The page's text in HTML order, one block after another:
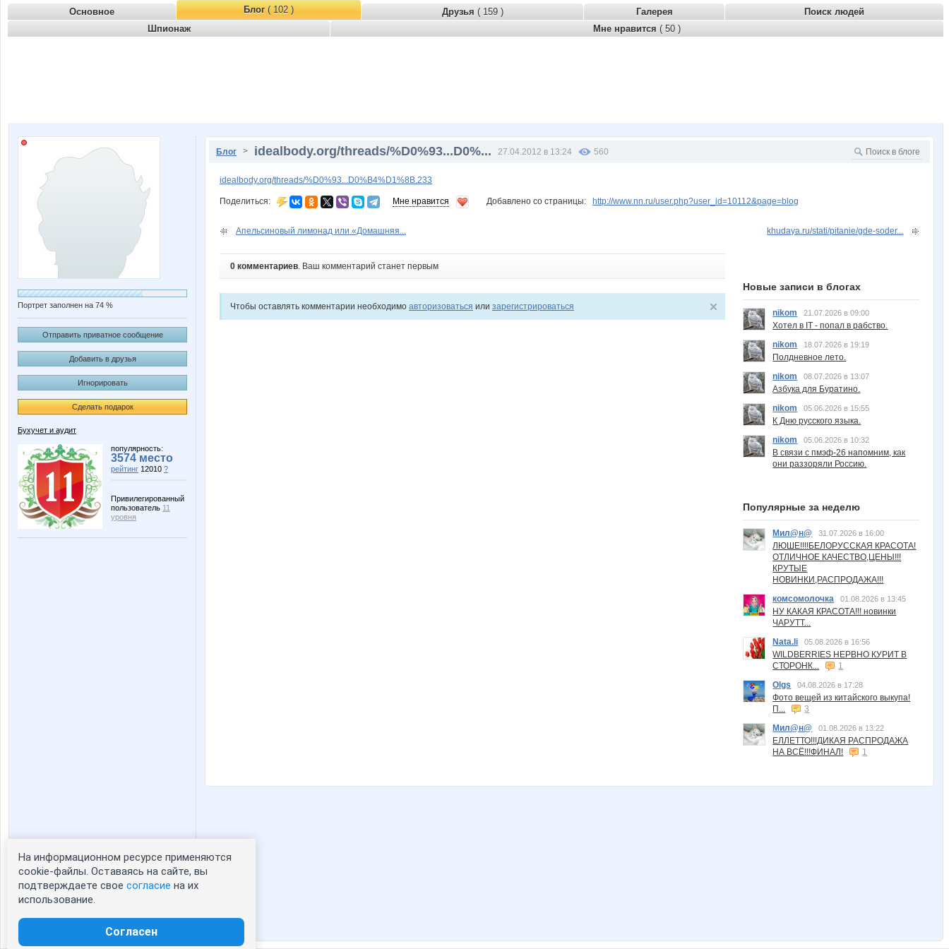
Основное Блог( 102 ) Друзья ( 159 ) Галерея
Поиск людей
Шпионаж
Мне нравится ( 50 )
Портрет заполнен на 74 %
Отправить приватное сообщение
Добавить в друзья
Игнорировать
Сделать подарок
Бухучет и аудит
популярность:
3574 место
рейтинг 12010 ?
Привилегированный
пользователь 11
уровня
Статистика портрета:
сейчас просматривают портрет - 0
зарегистрированные пользователи
Блог > idealbody.org/threads/%D0%93...D0%... 27.04.2012 в 13:24 560
idealbody.org/threads/%D0%93...D0%B4%D1%8B.233
Поделиться: Мне нравится Добавлено со страницы: http://www.nn.ru/user.php?user_id=10112&page=blog
Апельсиновый лимонад или «Домашняя... khudaya.ru/stati/pitanie/gde-soder...
0 комментариев. Ваш комментарий станет первым
Чтобы оставлять комментарии необходимо авторизоваться или зарегистрироваться
Новые записи в блогах
nikom 21.07.2026 в 09:00
Хотел в IT - попал в рабство.
nikom
18.07.2026 в 19:19
Полдневное лето.
nikom
08.07.2026 в 13:07
Азбука для Буратино.
nikom
05.06.2026 в 15:55
К Дню русского языка.
nikom
05.06.2026 в 10:32
В связи с пмэф-26 напомним, как
они раззоряли Россию.
Популярные за неделю
Мил@н@ 31.07.2026 в 16:00
ЛЮШЕ!!!!БЕЛОРУССКАЯ КРАСОТА!
ОТЛИЧНОЕ КАЧЕСТВО,ЦЕНЫ!!!
КРУТЫЕ
НОВИНКИ,РАСПРОДАЖА!!!
комсомолочка
01.08.2026 в 13:45
НУ КАКАЯ КРАСОТА!!! новинки
ЧАРУТТ...
Nata.li
05.08.2026 в 16:56
WILDBERRIES НЕРВНО КУРИТ В
СТОРОНК...
1
Olgs
04.08.2026 в 17:28
Фото вещей из китайского выкупа!
П...
3
Мил@н@
01.08.2026 в 13:22
ЕЛЛЕТТО!!!ДИКАЯ РАСПРОДАЖА
НА ВСЁ!!!ФИНАЛ!
1
На информационном ресурсе применяются
cookie-файлы. Оставаясь на сайте, вы
подтверждаете свое согласие на их
использование.
Согласен